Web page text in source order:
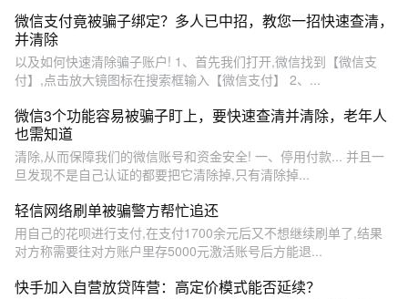
微信支付竟被骗子绑定？多人已中招，教您一招快速查清，
并清除
以及如何快速清除骗子账户! 1、首先我们打开,微信找到【微信支
付】,点击放大镜图标在搜索框输入【微信支付】 2、...
微信3个功能容易被骗子盯上，要快速查清并清除，老年人
也需知道
清除,从而保障我们的微信账号和资金安全! 一、停用付款... 并且一
旦发现不是自己认证的都要把它清除掉,只有清除掉...
轻信网络刷单被骗警方帮忙追还
用自己的花呗进行支付,在支付1700余元后又不想继续刷单了,结果
对方称需要往对方账户里存5000元激活账号后方能退...
快手加入自营放贷阵营：高定价模式能否延续？